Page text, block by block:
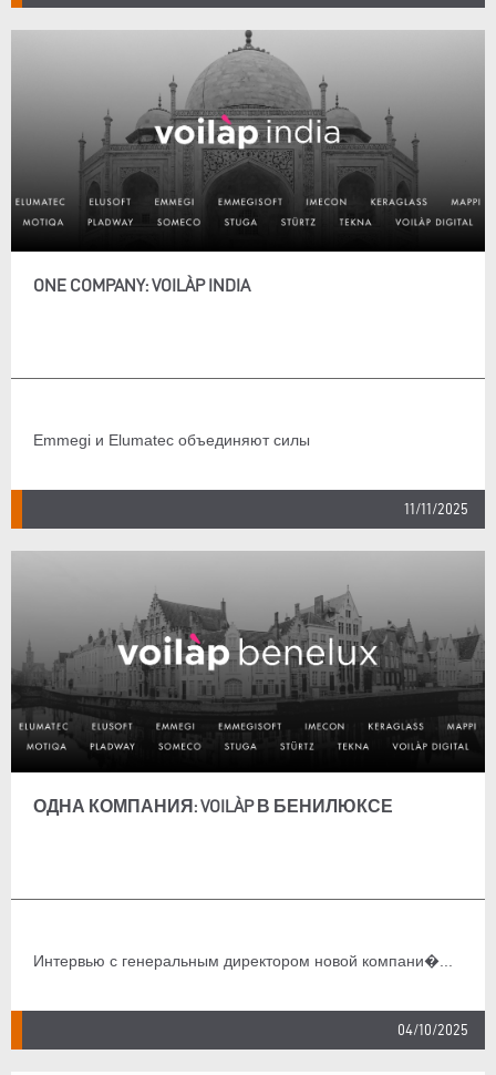
ONE COMPANY: VOILÀP INDIA
Emmegi и Elumatec объединяют силы
11/11/2025
ОДНА КОМПАНИЯ: VOILÀP В БЕНИЛЮКСЕ
Интервью с генеральным директором новой компани�...
04/10/2025